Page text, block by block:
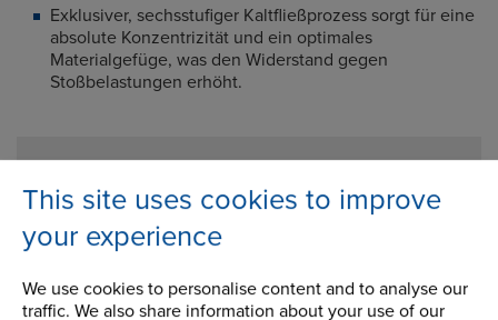
This site uses cookies to improve
your experience
We use cookies to personalise content and to analyse our
traffic. We also share information about your use of our
Exklusiver, sechsstufiger Kaltfließprozess sorgt für eine
absolute Konzentrizität und ein optimales
Materialgefüge, was den Widerstand gegen
Stoßbelastungen erhöht.
Kontakt
Name